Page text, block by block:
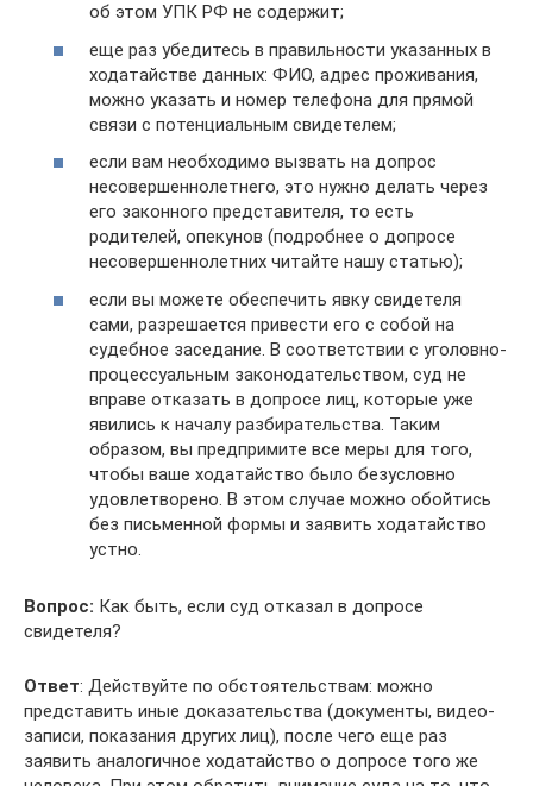
об этом УПК РФ не содержит;
еще раз убедитесь в правильности указанных в
ходатайстве данных: ФИО, адрес проживания,
можно указать и номер телефона для прямой
связи с потенциальным свидетелем;
если вам необходимо вызвать на допрос
несовершеннолетнего, это нужно делать через
его законного представителя, то есть
родителей, опекунов (подробнее о допросе
несовершеннолетних читайте нашу статью);
если вы можете обеспечить явку свидетеля
сами, разрешается привести его с собой на
судебное заседание. В соответствии с уголовно-
процессуальным законодательством, суд не
вправе отказать в допросе лиц, которые уже
явились к началу разбирательства. Таким
образом, вы предпримите все меры для того,
чтобы ваше ходатайство было безусловно
удовлетворено. В этом случае можно обойтись
без письменной формы и заявить ходатайство
устно.
Вопрос: Как быть, если суд отказал в допросе
свидетеля?
Ответ: Действуйте по обстоятельствам: можно
представить иные доказательства (документы, видео-
записи, показания других лиц), после чего еще раз
заявить аналогичное ходатайство о допросе того же